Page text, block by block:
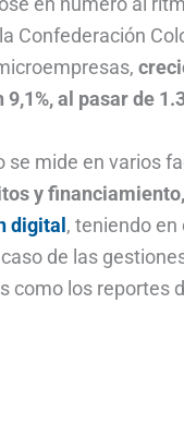
Confederación
al pasar de
mide en varios
y
digital , teniendo
de las
como los